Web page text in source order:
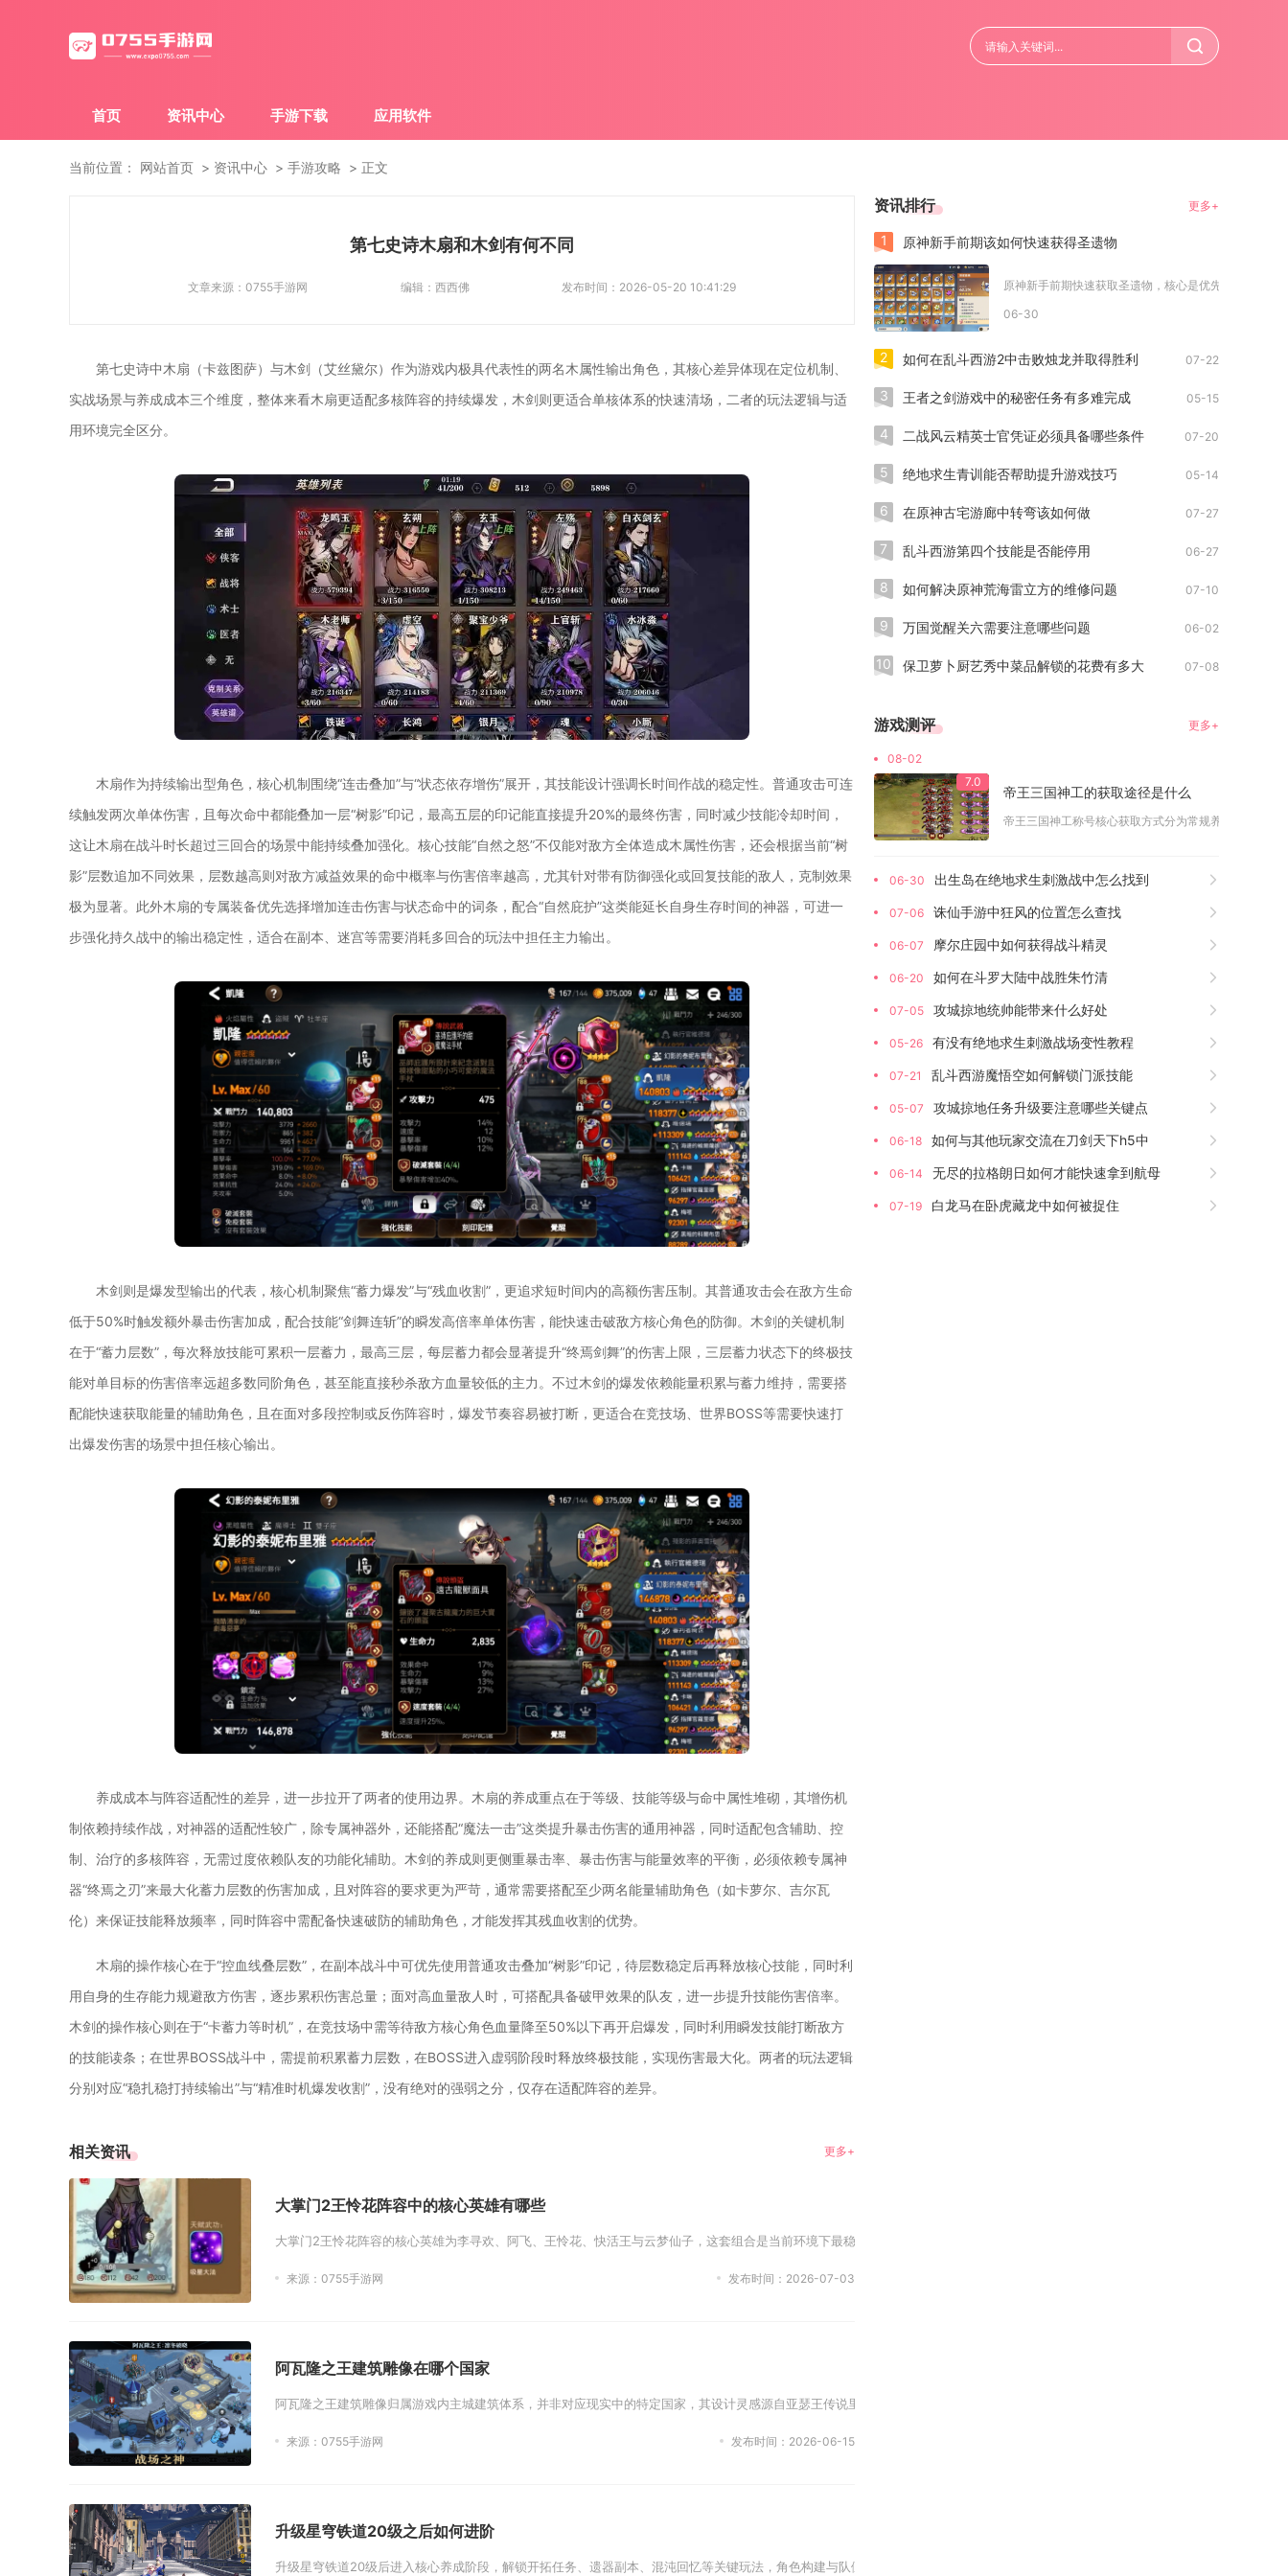
首页 资讯中心 手游下载 应用软件
当前位置： 网站首页 资讯中心 手游攻略 正文
第七史诗木扇和木剑有何不同
文章来源： 0755手游网 编辑： 西西佛 发布时间： 2026-05-20 10:41:29
第七史诗中木扇（卡兹图萨）与木剑（艾丝黛尔）作为游戏内极具代表性的两名木属性输出角色，其核心差异体现在定位机制、
实战场景与养成成本三个维度，整体来看木扇更适配多核阵容的持续爆发，木剑则更适合单核体系的快速清场，二者的玩法逻辑与适
用环境完全区分。
木扇作为持续输出型角色，核心机制围绕“连击叠加”与“状态依存增伤”展开，其技能设计强调长时间作战的稳定性。普通攻击可连
续触发两次单体伤害，且每次命中都能叠加一层“树影”印记，最高五层的印记能直接提升20%的最终伤害，同时减少技能冷却时间，
这让木扇在战斗时长超过三回合的场景中能持续叠加强化。核心技能“自然之怒”不仅能对敌方全体造成木属性伤害，还会根据当前“树
影”层数追加不同效果，层数越高则对敌方减益效果的命中概率与伤害倍率越高，尤其针对带有防御强化或回复技能的敌人，克制效果
极为显著。此外木扇的专属装备优先选择增加连击伤害与状态命中的词条，配合“自然庇护”这类能延长自身生存时间的神器，可进一
步强化持久战中的输出稳定性，适合在副本、迷宫等需要消耗多回合的玩法中担任主力输出。
木剑则是爆发型输出的代表，核心机制聚焦“蓄力爆发”与“残血收割”，更追求短时间内的高额伤害压制。其普通攻击会在敌方生命
低于50%时触发额外暴击伤害加成，配合技能“剑舞连斩”的瞬发高倍率单体伤害，能快速击破敌方核心角色的防御。木剑的关键机制
在于“蓄力层数”，每次释放技能可累积一层蓄力，最高三层，每层蓄力都会显著提升“终焉剑舞”的伤害上限，三层蓄力状态下的终极技
能对单目标的伤害倍率远超多数同阶角色，甚至能直接秒杀敌方血量较低的主力。不过木剑的爆发依赖能量积累与蓄力维持，需要搭
配能快速获取能量的辅助角色，且在面对多段控制或反伤阵容时，爆发节奏容易被打断，更适合在竞技场、世界BOSS等需要快速打
出爆发伤害的场景中担任核心输出。
养成成本与阵容适配性的差异，进一步拉开了两者的使用边界。木扇的养成重点在于等级、技能等级与命中属性堆砌，其增伤机
制依赖持续作战，对神器的适配性较广，除专属神器外，还能搭配“魔法一击”这类提升暴击伤害的通用神器，同时适配包含辅助、控
制、治疗的多核阵容，无需过度依赖队友的功能化辅助。木剑的养成则更侧重暴击率、暴击伤害与能量效率的平衡，必须依赖专属神
器“终焉之刃”来最大化蓄力层数的伤害加成，且对阵容的要求更为严苛，通常需要搭配至少两名能量辅助角色（如卡萝尔、吉尔瓦
伦）来保证技能释放频率，同时阵容中需配备快速破防的辅助角色，才能发挥其残血收割的优势。
木扇的操作核心在于“控血线叠层数”，在副本战斗中可优先使用普通攻击叠加“树影”印记，待层数稳定后再释放核心技能，同时利
用自身的生存能力规避敌方伤害，逐步累积伤害总量；面对高血量敌人时，可搭配具备破甲效果的队友，进一步提升技能伤害倍率。
木剑的操作核心则在于“卡蓄力等时机”，在竞技场中需等待敌方核心角色血量降至50%以下再开启爆发，同时利用瞬发技能打断敌方
的技能读条；在世界BOSS战斗中，需提前积累蓄力层数，在BOSS进入虚弱阶段时释放终极技能，实现伤害最大化。两者的玩法逻辑
分别对应“稳扎稳打持续输出”与“精准时机爆发收割”，没有绝对的强弱之分，仅存在适配阵容的差异。
相关资讯 更多+
大掌门2王怜花阵容中的核心英雄有哪些
大掌门2王怜花阵容的核心英雄为李寻欢、阿飞、王怜花、快活王与云梦仙子，这套组合是当前环境下最稳定、输出与生存兼备的主流体系。李寻欢是阵容的绝对输出核心，拥有高额单
来源：0755手游网 发布时间：2026-07-03
阿瓦隆之王建筑雕像在哪个国家
阿瓦隆之王建筑雕像归属游戏内主城建筑体系，并非对应现实中的特定国家，其设计灵感源自亚瑟王传说里的阿瓦隆秘境（今英国格拉斯顿伯里一带）。建筑雕像在游戏中又称声望雕
来源：0755手游网 发布时间：2026-06-15
升级星穹铁道20级之后如何进阶
升级星穹铁道20级后进入核心养成阶段，解锁开拓任务、遗器副本、混沌回忆等关键玩法，角色构建与队伍搭配成为提升战力的核心，优先完成开拓任务解锁新地图与功能，同时积累
资讯排行 更多+
1 原神新手前期该如何快速获得圣遗物
原神新手前期快速获取圣遗物，核心是优先靠探索、任
06-30
2 如何在乱斗西游2中击败烛龙并取得胜利 07-22
3 王者之剑游戏中的秘密任务有多难完成 05-15
4 二战风云精英士官凭证必须具备哪些条件 07-20
5 绝地求生青训能否帮助提升游戏技巧 05-14
6 在原神古宅游廊中转弯该如何做 07-27
7 乱斗西游第四个技能是否能停用 06-27
8 如何解决原神荒海雷立方的维修问题 07-10
9 万国觉醒关六需要注意哪些问题 06-02
10 保卫萝卜厨艺秀中菜品解锁的花费有多大 07-08
游戏测评 更多+
08-02
7.0
帝王三国神工的获取途径是什么
帝王三国神工称号核心获取方式分为常规养成达成与限
06-30 出生岛在绝地求生刺激战中怎么找到
07-06 诛仙手游中狂风的位置怎么查找
06-07 摩尔庄园中如何获得战斗精灵
06-20 如何在斗罗大陆中战胜朱竹清
07-05 攻城掠地统帅能带来什么好处
05-26 有没有绝地求生刺激战场变性教程
07-21 乱斗西游魔悟空如何解锁门派技能
05-07 攻城掠地任务升级要注意哪些关键点
06-18 如何与其他玩家交流在刀剑天下h5中
06-14 无尽的拉格朗日如何才能快速拿到航母
07-19 白龙马在卧虎藏龙中如何被捉住